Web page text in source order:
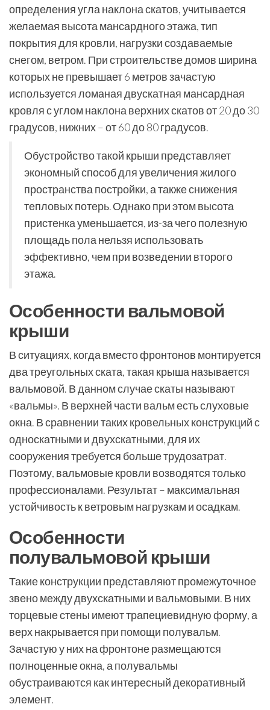
определения угла наклона скатов, учитывается
желаемая высота мансардного этажа, тип
покрытия для кровли, нагрузки создаваемые
снегом, ветром. При строительстве домов ширина
которых не превышает 6 метров зачастую
используется ломаная двускатная мансардная
кровля с углом наклона верхних скатов от 20 до 30
градусов, нижних – от 60 до 80 градусов.
Обустройство такой крыши представляет
экономный способ для увеличения жилого
пространства постройки, а также снижения
тепловых потерь. Однако при этом высота
пристенка уменьшается, из-за чего полезную
площадь пола нельзя использовать
эффективно, чем при возведении второго
этажа.
Особенности вальмовой
крыши
В ситуациях, когда вместо фронтонов монтируется
два треугольных ската, такая крыша называется
вальмовой. В данном случае скаты называют
«вальмы». В верхней части вальм есть слуховые
окна. В сравнении таких кровельных конструкций с
односкатными и двухскатными, для их
сооружения требуется больше трудозатрат.
Поэтому, вальмовые кровли возводятся только
профессионалами. Результат – максимальная
устойчивость к ветровым нагрузкам и осадкам.
Особенности
полувальмовой крыши
Такие конструкции представляют промежуточное
звено между двухскатными и вальмовыми. В них
торцевые стены имеют трапециевидную форму, а
верх накрывается при помощи полувальм.
Зачастую у них на фронтоне размещаются
полноценные окна, а полувальмы
обустраиваются как интересный декоративный
элемент.